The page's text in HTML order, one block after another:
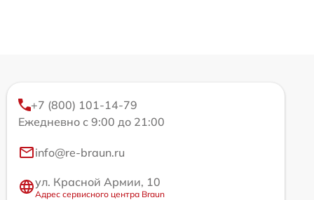
+7 (800) 101-14-79
Ежедневно с 9:00 до 21:00
info@re-braun.ru
ул. Красной Армии, 10
Адрес сервисного центра Braun